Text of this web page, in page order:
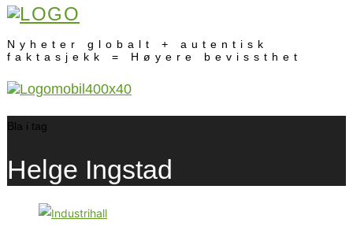
Nyheter globalt + autentisk
faktasjekk = Høyere bevissthet
Bla i tag
Helge Ingstad